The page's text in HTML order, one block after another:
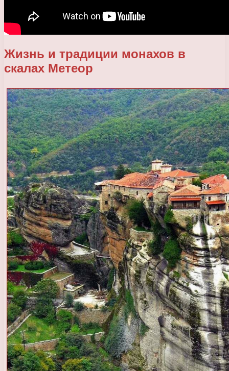
Жизнь и традиции монахов в
скалах Метеор